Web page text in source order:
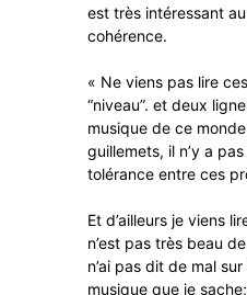
est très intéressant
cohérence.
« Ne viens pas lire
“niveau”. et deux
musique de ce
guillemets, il n’y a
tolérance entre ces
Et d’ailleurs je viens
n’est pas très beau
n’ai pas dit de mal
musique que je